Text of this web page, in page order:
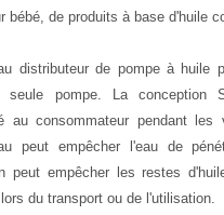
bébé, de produits à base d'huile
distributeur de pompe à huile
seule pompe. La conception
au consommateur pendant
peut empêcher l'eau de
peut empêcher les restes
du transport ou de l'utilisation.